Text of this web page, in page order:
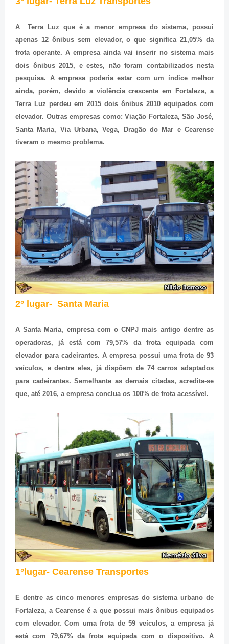
A Terra Luz que é a menor empresa do sistema, possui
apenas 12 ônibus sem elevador, o que significa 21,05% da
frota operante. A empresa ainda vai inserir no sistema mais
dois ônibus 2015, e estes, não foram contabilizados nesta
pesquisa. A empresa poderia estar com um índice melhor
ainda, porém, devido a violência crescente em Fortaleza, a
Terra Luz perdeu em 2015 dois ônibus 2010 equipados com
elevador. Outras empresas como: Viação Fortaleza, São José,
Santa Maria, Via Urbana, Vega, Dragão do Mar e Cearense
tiveram o mesmo problema.
2° lugar- Santa Maria
A Santa Maria, empresa com o CNPJ mais antigo dentre as
operadoras, já está com 79,57% da frota equipada com
elevador para cadeirantes. A empresa possui uma frota de 93
veículos, e dentre eles, já dispõem de 74 carros adaptados
para cadeirantes. Semelhante as demais citadas, acredita-se
que, até 2016, a empresa conclua os 100% de frota acessível.
1°lugar- Cearense Transportes
E dentre as cinco menores empresas do sistema urbano de
Fortaleza, a Cearense é a que possui mais ônibus equipados
com elevador. Com uma frota de 59 veículos, a empresa já
está com 79,67% da frota equipada com o dispositivo. A